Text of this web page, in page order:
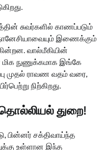
சுவர்களில் காணப்படும்
இணைக்கும்
வால்மீகியின்
நுணுக்கமாக இங்கே
முதல் ராவண வதம் வரை,
நிற்கிறது.
துறை!
பின்னர் சக்திவாய்ந்த
உள்ளான இந்த